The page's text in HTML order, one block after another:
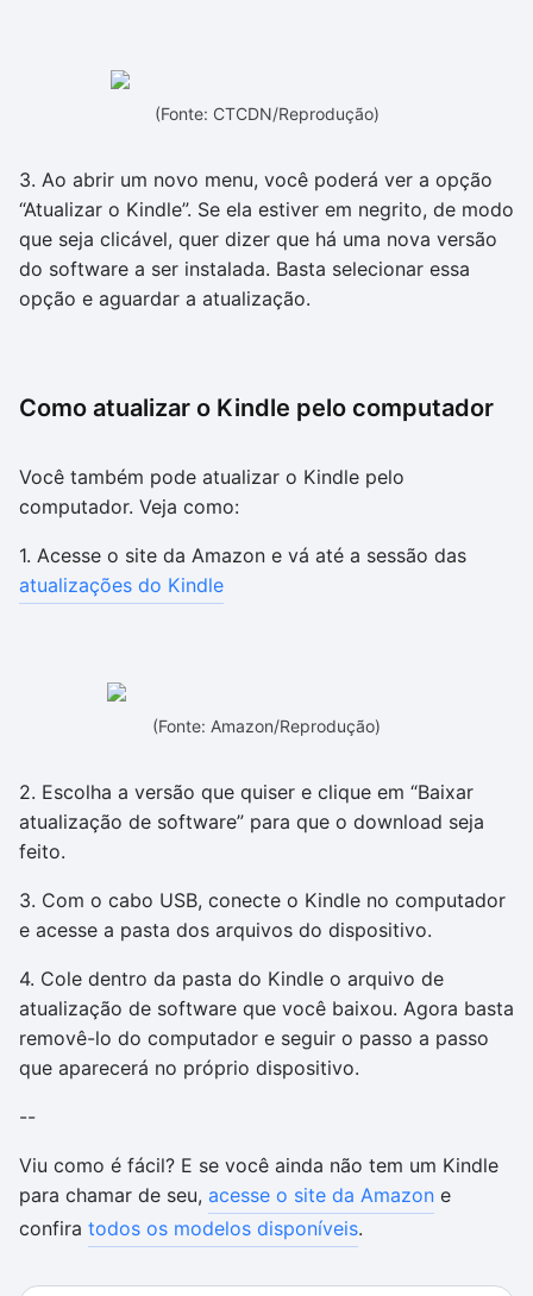
(Fonte: CTCDN/Reprodução)
3. Ao abrir um novo menu, você poderá ver a opção
“Atualizar o Kindle”. Se ela estiver em negrito, de modo
que seja clicável, quer dizer que há uma nova versão
do software a ser instalada. Basta selecionar essa
opção e aguardar a atualização.
Como atualizar o Kindle pelo computador
Você também pode atualizar o Kindle pelo
computador. Veja como:
1. Acesse o site da Amazon e vá até a sessão das
atualizações do Kindle
(Fonte: Amazon/Reprodução)
2. Escolha a versão que quiser e clique em “Baixar
atualização de software” para que o download seja
feito.
3. Com o cabo USB, conecte o Kindle no computador
e acesse a pasta dos arquivos do dispositivo.
4. Cole dentro da pasta do Kindle o arquivo de
atualização de software que você baixou. Agora basta
removê-lo do computador e seguir o passo a passo
que aparecerá no próprio dispositivo.
--
Viu como é fácil? E se você ainda não tem um Kindle
para chamar de seu, acesse o site da Amazon e
confira todos os modelos disponíveis.